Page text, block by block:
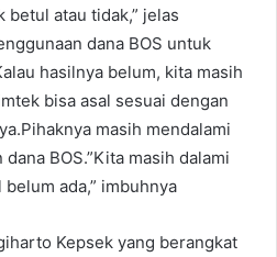
betul atau tidak,” jelas
dana BOS untuk
hasilnya belum, kita masih
bisa asal sesuai dengan
masih mendalami
BOS.”Kita masih dalami
ada,” imbuhnya
Kepsek yang berangkat